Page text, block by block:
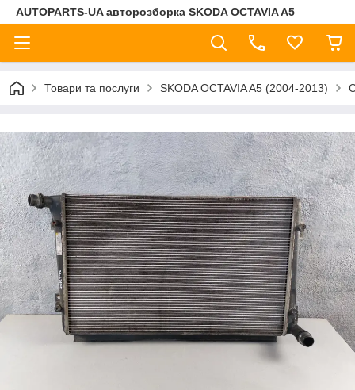
AUTOPARTS-UA авторозборка SKODA OCTAVIA A5
Товари та послуги SKODA OCTAVIA A5 (2004-2013)